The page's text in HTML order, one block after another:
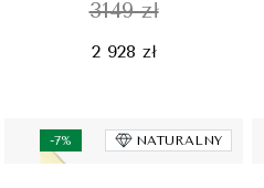
3149 zł
2 928 zł
-7% NATURALNY